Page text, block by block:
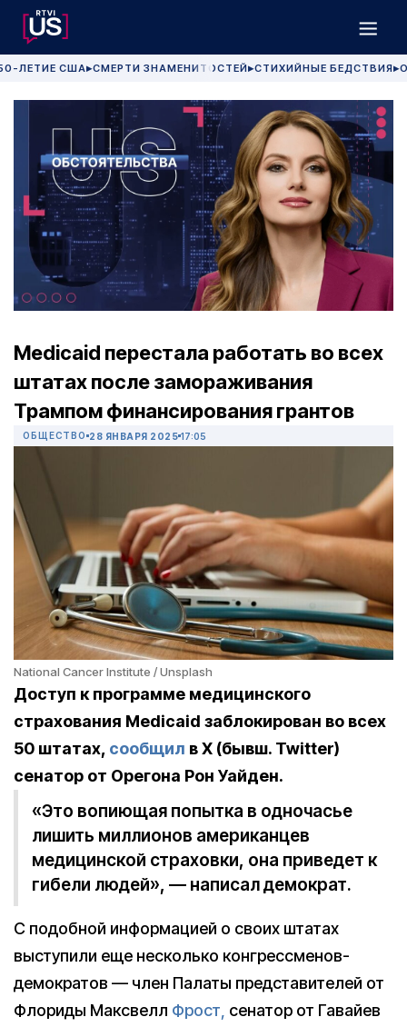
ЛЕТИЕ США▶СМЕРТИ ЗНАМЕНИТОСТЕЙ▶СТИХИЙНЫЕ БЕДСТВИЯ▶
Medicaid перестала работать во всех
штатах после замораживания
Трампом финансирования грантов
ОБЩЕСТВО 28 ЯНВАРЯ 2025 17:05
National Cancer Institute / Unsplash
Доступ к программе медицинского
страхования Medicaid заблокирован во всех
50 штатах, сообщил в X (бывш. Twitter)
сенатор от Орегона Рон Уайден.
«Это вопиющая попытка в одночасье
лишить миллионов американцев
медицинской страховки, она приведет к
гибели людей», — написал демократ.
С подобной информацией о своих штатах
выступили еще несколько конгрессменов-
демократов — член Палаты представителей от
Флориды Максвелл Фрост, сенатор от Гавайев